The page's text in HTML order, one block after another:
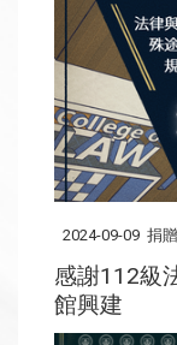
2024-09-09 捐
感謝112級
館興建